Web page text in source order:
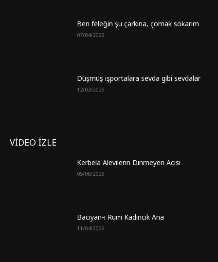
Ben feleğin şu çarkına, çomak sokarım
07/04/2026
Düşmüş işportalara sevda gibi sevdalar
12/03/2026
VİDEO İZLE
Kerbela Alevilerin Dinmeyen Acısı
05/06/2026
Bacıyan-ı Rum Kadıncık Ana
11/04/2026